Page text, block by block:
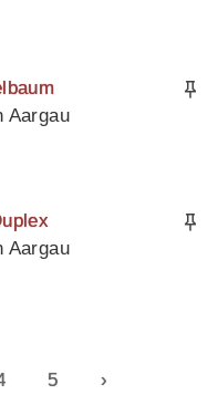
Aargau
Aargau
5 ›